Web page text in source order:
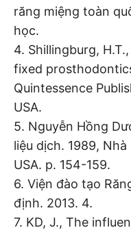
răng miệng toàn
học.
4. Shillingburg,
fixed
Quintessence
USA.
5. Nguyễn Hồng
liệu dịch. 1989,
USA. p. 154-159.
6. Viện đào tạo
định. 2013. 4.
7. KD, J., The